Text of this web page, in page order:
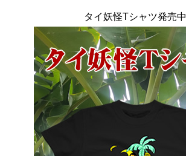
タイ妖怪Tシャツ発売中